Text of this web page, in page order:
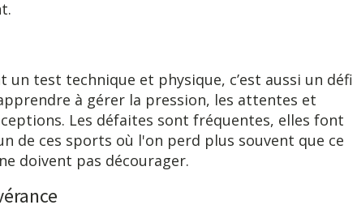
un test technique et physique, c’est aussi un défi
à gérer la pression, les attentes et
Les défaites sont fréquentes, elles font
de ces sports où l'on perd plus souvent que ce
doivent pas décourager.